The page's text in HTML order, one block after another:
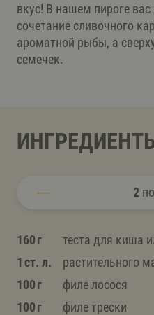
вкус! В нашем пироге
сочетание сливочного
ароматной рыбы, а
семечек.
2
160 г
теста для киша
1 ст. л.
растительного
100 г
филе лосося
100 г
филе трески